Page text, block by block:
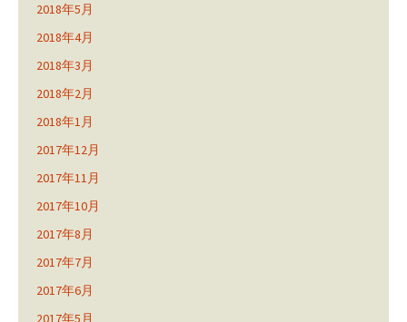
2018年5月
2018年4月
2018年3月
2018年2月
2018年1月
2017年12月
2017年11月
2017年10月
2017年8月
2017年7月
2017年6月
2017年5月